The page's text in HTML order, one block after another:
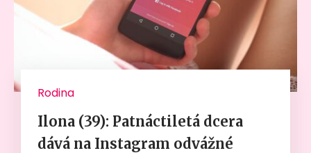
Rodina
Ilona (39): Patnáctiletá dcera
dává na Instagram odvážné